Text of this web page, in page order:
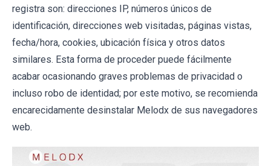
registra son: direcciones IP, números únicos de
identificación, direcciones web visitadas, páginas vistas,
fecha/hora, cookies, ubicación física y otros datos
similares. Esta forma de proceder puede fácilmente
acabar ocasionando graves problemas de privacidad o
incluso robo de identidad; por este motivo, se recomienda
encarecidamente desinstalar Melodx de sus navegadores
web.